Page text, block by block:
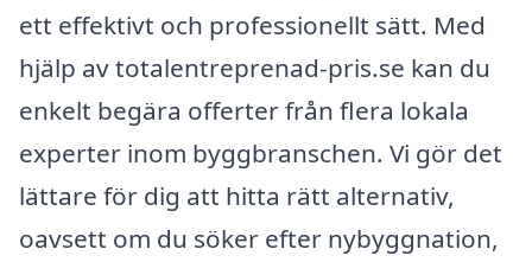
ett effektivt och professionellt sätt. Med
hjälp av totalentreprenad-pris.se kan du
enkelt begära offerter från flera lokala
experter inom byggbranschen. Vi gör det
lättare för dig att hitta rätt alternativ,
oavsett om du söker efter nybyggnation,